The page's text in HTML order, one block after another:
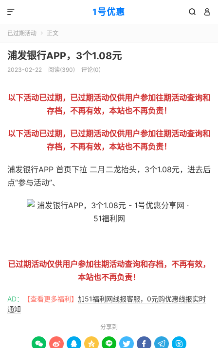
1号优惠  

已过期活动  正文
浦发银行APP，3个1.08元
2023-02-22 阅读(390) 评论(0)
以下活动已过期，已过期活动仅供用户参加往期活动查询和
存档，不再有效，本站也不再负责！
以下活动已过期，已过期活动仅供用户参加往期活动查询和
存档，不再有效，本站也不再负责！
浦发银行APP 首页下拉 二月二龙抬头，3个1.08元，进去后
点“参与活动”、
已过期活动仅供用户参加往期活动查询和存档，不再有效，
本站也不再负责！
AD： 【查看更多福利】 加51福利网线报客服，0元购优惠线报实时
通知
分享到
        